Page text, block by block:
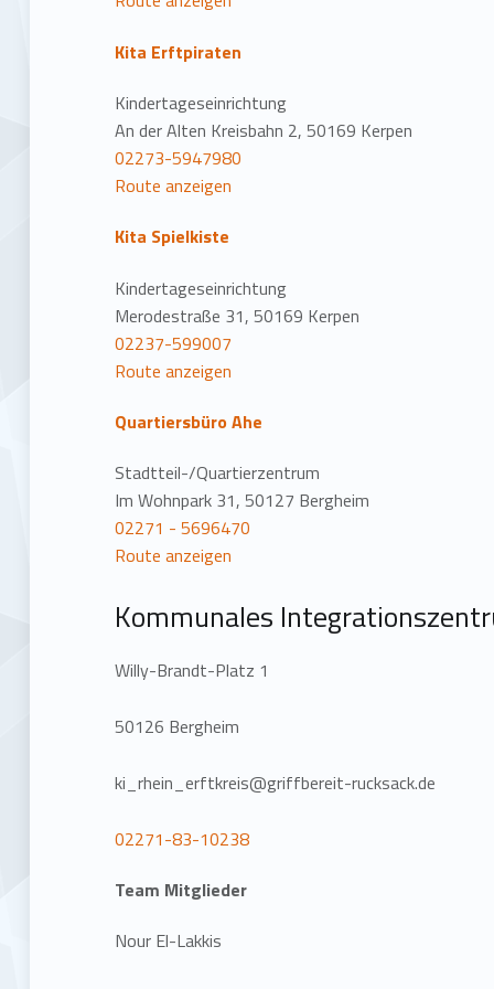
Kita Erftpiraten
Kindertageseinrichtung
An der Alten Kreisbahn 2, 50169 Kerpen
02273-5947980
Route anzeigen
Kita Spielkiste
Kindertageseinrichtung
Merodestraße 31, 50169 Kerpen
02237-599007
Route anzeigen
Quartiersbüro Ahe
Stadtteil-/Quartierzentrum
Im Wohnpark 31, 50127 Bergheim
02271 - 5696470
Route anzeigen
Kommunales
Willy-Brandt-Platz 1
50126 Bergheim
ki_rhein_erftkreis@griffbereit-rucksack.de
02271-83-10238
Team Mitglieder
Nour El-Lakkis